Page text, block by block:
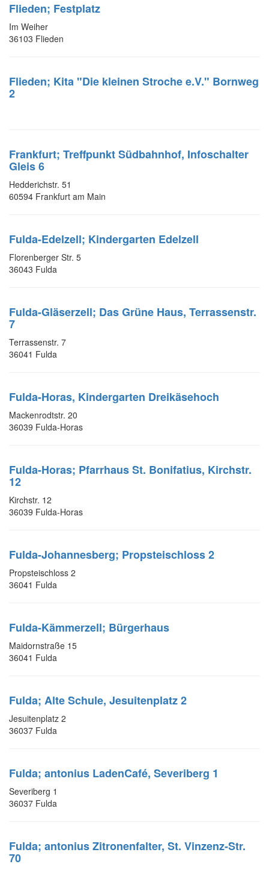
Flieden; Festplatz
Im Weiher
36103 Flieden
Flieden; Kita "Die kleinen Stroche e.V." Bornweg
2
Frankfurt; Treffpunkt Südbahnhof, Infoschalter
Gleis 6
Hedderichstr. 51
60594 Frankfurt am Main
Fulda-Edelzell; Kindergarten Edelzell
Florenberger Str. 5
36043 Fulda
Fulda-Gläserzell; Das Grüne Haus, Terrassenstr.
7
Terrassenstr. 7
36041 Fulda
Fulda-Horas, Kindergarten Dreikäsehoch
Mackenrodtstr. 20
36039 Fulda-Horas
Fulda-Horas; Pfarrhaus St. Bonifatius, Kirchstr.
12
Kirchstr. 12
36039 Fulda-Horas
Fulda-Johannesberg; Propsteischloss 2
Propsteischloss 2
36041 Fulda
Fulda-Kämmerzell; Bürgerhaus
Maidornstraße 15
36041 Fulda
Fulda; Alte Schule, Jesuitenplatz 2
Jesuitenplatz 2
36037 Fulda
Fulda; antonius LadenCafé, Severiberg 1
Severiberg 1
36037 Fulda
Fulda; antonius Zitronenfalter, St. Vinzenz-Str.
70